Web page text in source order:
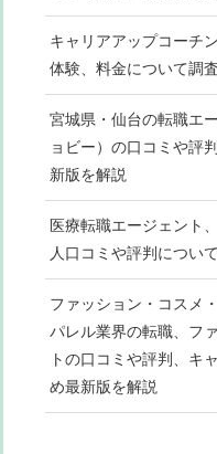
キャリアアップコーチ
体験、料金について調
宮城県・仙台の転職エ
ョビー）の口コミや評
新版を解説
医療転職エージェント
人口コミや評判につい
ファッション・コスメ
パレル業界の転職、フ
トの口コミや評判、キ
め最新版を解説